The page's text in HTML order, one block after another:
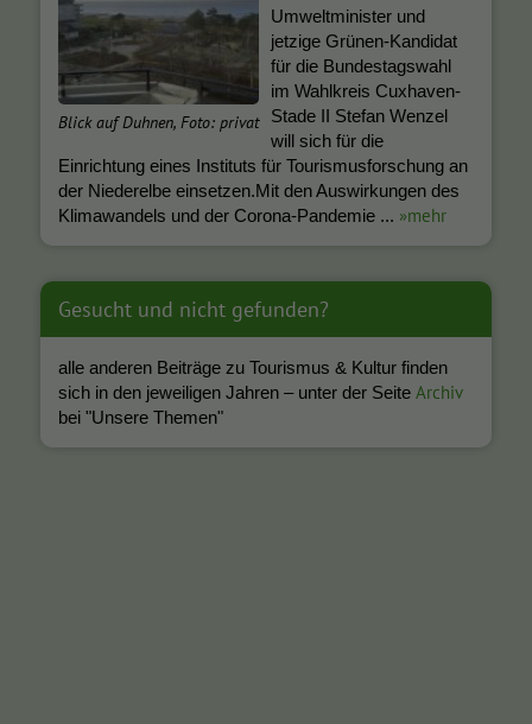
Blick auf Duhnen, Foto: privat
Umweltminister und
jetzige Grünen-Kandidat
für die Bundestagswahl
im Wahlkreis Cuxhaven-
Stade II Stefan Wenzel
will sich für die
Einrichtung eines Instituts für Tourismusforschung an
der Niederelbe einsetzen.Mit den Auswirkungen des
Klimawandels und der Corona-Pandemie ... »mehr
Gesucht und nicht gefunden?
alle anderen Beiträge zu Tourismus & Kultur finden
sich in den jeweiligen Jahren – unter der Seite Archiv
bei "Unsere Themen"